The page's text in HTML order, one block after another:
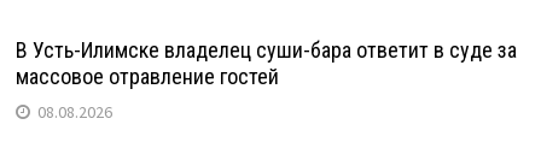
В Усть-Илимске владелец суши-бара ответит в суде за
массовое отравление гостей
08.08.2026